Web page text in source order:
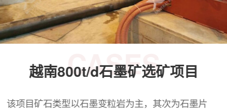
CASES
越南800t/d石墨矿选矿项目
该项目矿石类型以石墨变粒岩为主，其次为石墨片